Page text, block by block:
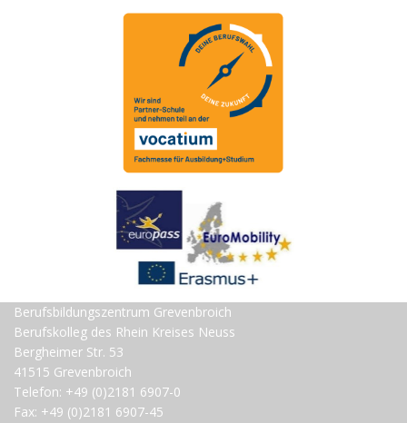
Berufsbildungszentrum Grevenbroich
Berufskolleg des Rhein Kreises Neuss
Bergheimer Str. 53
41515 Grevenbroich
Telefon: +49 (0)2181 6907-0
Fax: +49 (0)2181 6907-45